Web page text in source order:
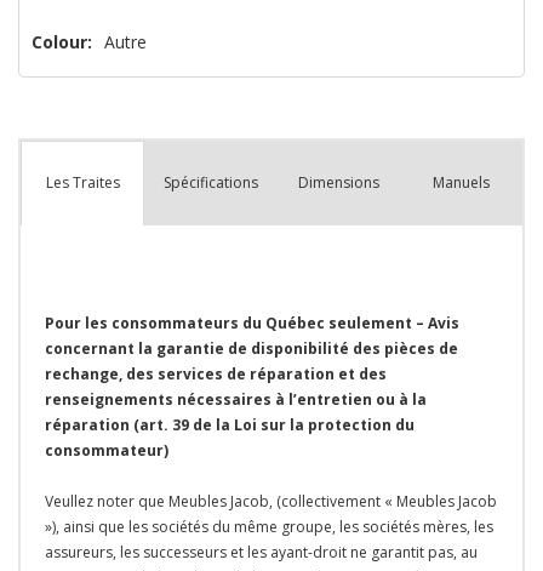
n’en
reste
que
Colour: Autre
Les Traites Spécifications Dimensions Manuels
Pour les consommateurs du Québec seulement – Avis
concernant la garantie de disponibilité des pièces de
rechange, des services de réparation et des
renseignements nécessaires à l’entretien ou à la
réparation (art. 39 de la Loi sur la protection du
consommateur)
Veullez noter que Meubles Jacob, (collectivement « Meubles Jacob
»), ainsi que les sociétés du même groupe, les sociétés mères, les
assureurs, les successeurs et les ayant-droit ne garantit pas, au